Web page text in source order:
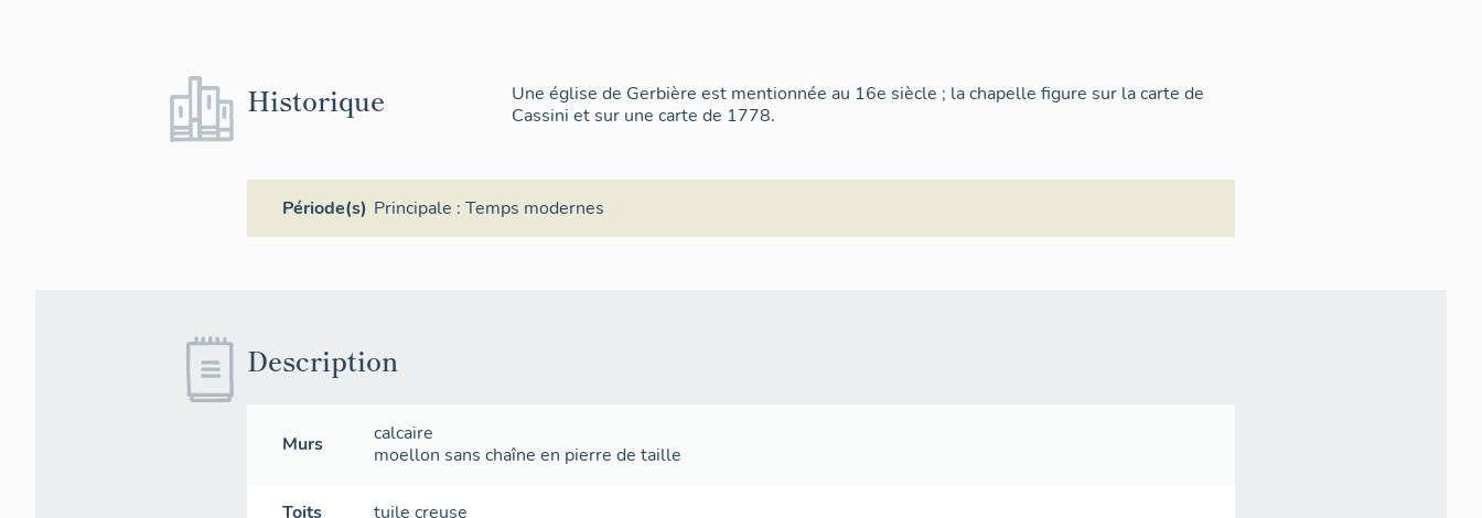
Historique
Une église de Gerbière est mentionnée au 16e siècle ; la chapelle figure sur la carte de
Cassini et sur une carte de 1778.
Période(s) Principale :Temps modernes
Description
Murs
calcaire
moellon sans chaîne en pierre de taille
Toits tuile creuse